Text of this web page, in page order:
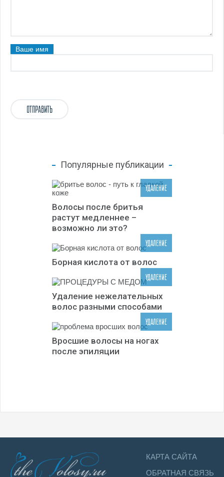
Ваше имя
Популярные публикации
УДАЛЕНИЕ
Волосы после бритья
растут медленнее –
возможно ли это?
УДАЛЕНИЕ
Борная кислота от волос
УДАЛЕНИЕ
Удаление нежелательных
волос разными способами
УДАЛЕНИЕ
Вросшие волосы на ногах
после эпиляции
КАРТА САЙТА
ОБРАТНАЯ СВЯЗЬ